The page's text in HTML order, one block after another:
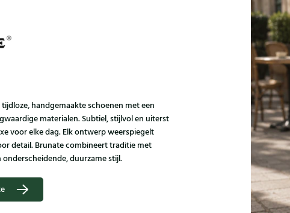
handgemaakte schoenen met een
materialen. Subtiel, stijlvol en uiterst
voor elke dag. Elk ontwerp weerspiegelt
detail. Brunate combineert traditie met
duurzame stijl.